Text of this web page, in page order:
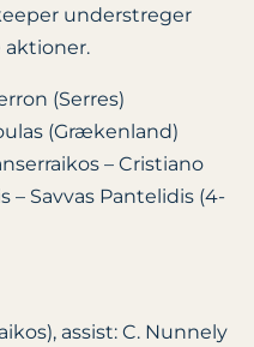
understreger
aktioner.
(Serres)
(Grækenland)
– Cristiano
– Savvas Pantelidis (4-
assist: C. Nunnely